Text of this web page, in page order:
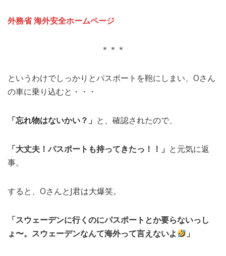
外務省 海外安全ホームページ
＊＊＊
というわけでしっかりとパスポートを鞄にしまい、Oさん
の車に乗り込むと・・・
「忘れ物はないかい？」 と、確認されたので、
「大丈夫！パスポートも持ってきたっ！！」 と元気に返
事。
すると、OさんとJ君は大爆笑。
「スウェーデンに行くのにパスポートとか要らないっし
ょ〜。スウェーデンなんて海外って言えないよ
」